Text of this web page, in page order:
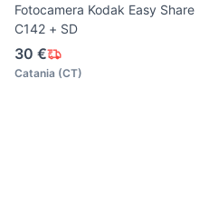
Fotocamera Kodak Easy Share
C142 + SD
30 €
Catania (CT)